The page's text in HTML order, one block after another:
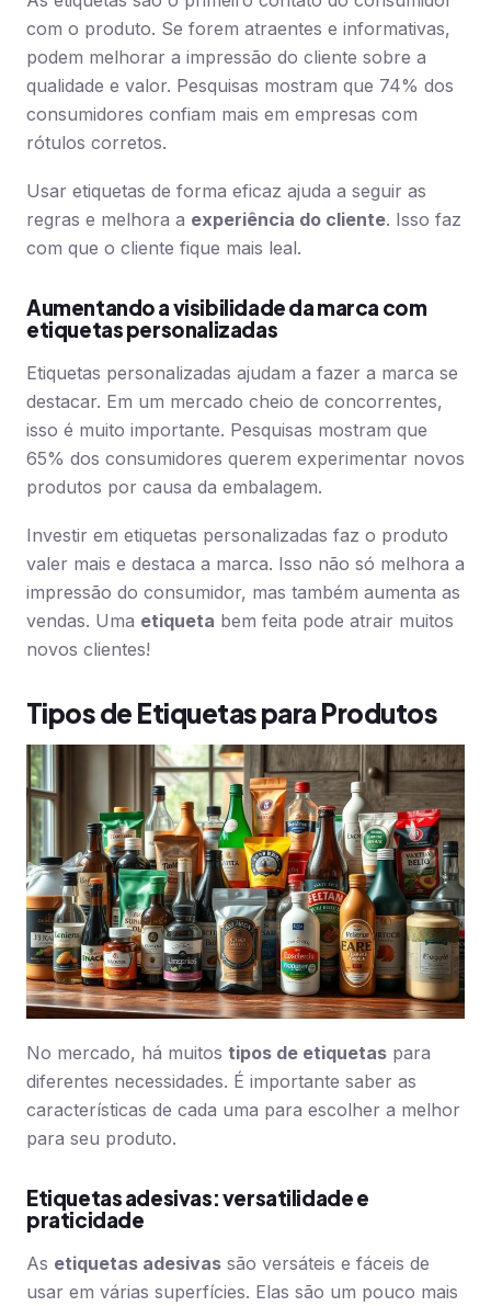
com o produto. Se forem atraentes e informativas,
podem melhorar a impressão do cliente sobre a
qualidade e valor. Pesquisas mostram que 74% dos
consumidores confiam mais em empresas com
rótulos corretos.
Usar etiquetas de forma eficaz ajuda a seguir as
regras e melhora a experiência do cliente. Isso faz
com que o cliente fique mais leal.
Aumentando a visibilidade da marca com
etiquetas personalizadas
Etiquetas personalizadas ajudam a fazer a marca se
destacar. Em um mercado cheio de concorrentes,
isso é muito importante. Pesquisas mostram que
65% dos consumidores querem experimentar novos
produtos por causa da embalagem.
Investir em etiquetas personalizadas faz o produto
valer mais e destaca a marca. Isso não só melhora a
impressão do consumidor, mas também aumenta as
vendas. Uma etiqueta bem feita pode atrair muitos
novos clientes!
Tipos de Etiquetas para Produtos
No mercado, há muitos tipos de etiquetas para
diferentes necessidades. É importante saber as
características de cada uma para escolher a melhor
para seu produto.
Etiquetas adesivas: versatilidade e
praticidade
As etiquetas adesivas são versáteis e fáceis de
usar em várias superfícies. Elas são um pouco mais